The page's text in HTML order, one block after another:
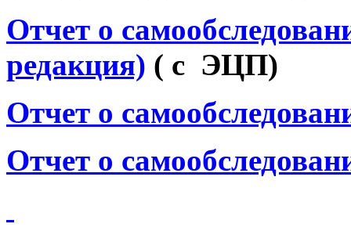
Отчет о
редакция) ( с ЭЦП)
Отчет о
Отчет о